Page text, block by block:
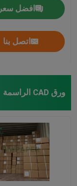
افضل سعر
اتصل بنا
ورق CAD الراسمة